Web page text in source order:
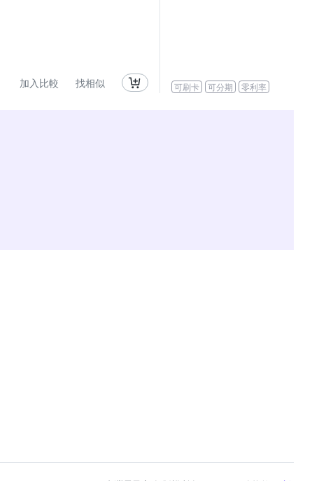
加入比較 找相似 可刷卡 可分期 零利率